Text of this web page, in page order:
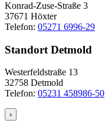
Konrad-Zuse-Straße 3
37671 Höxter
Telefon: 05271 6996-29
Standort Detmold
Westerfeldstraße 13
32758 Detmold
Telefon: 05231 458986-50
›